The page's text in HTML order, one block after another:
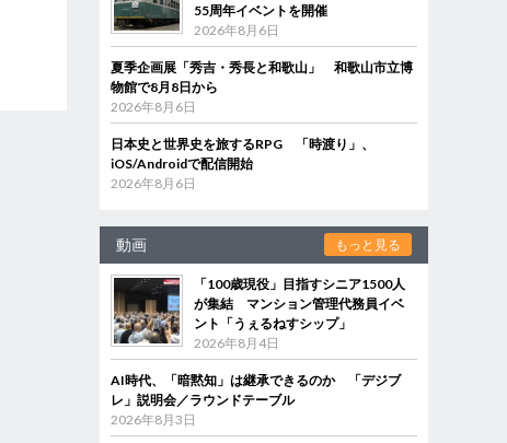
55周年イベントを開催
2026年8月6日
夏季企画展「秀吉・秀長と和歌山」 和歌山市立博
物館で8月8日から
2026年8月6日
日本史と世界史を旅するRPG 「時渡り」、
iOS/Androidで配信開始
2026年8月6日
動画 もっと見る
「100歳現役」目指すシニア1500人
が集結 マンション管理代務員イベ
ント「うぇるねすシップ」
2026年8月4日
AI時代、「暗黙知」は継承できるのか 「デジブ
レ」説明会／ラウンドテーブル
2026年8月3日